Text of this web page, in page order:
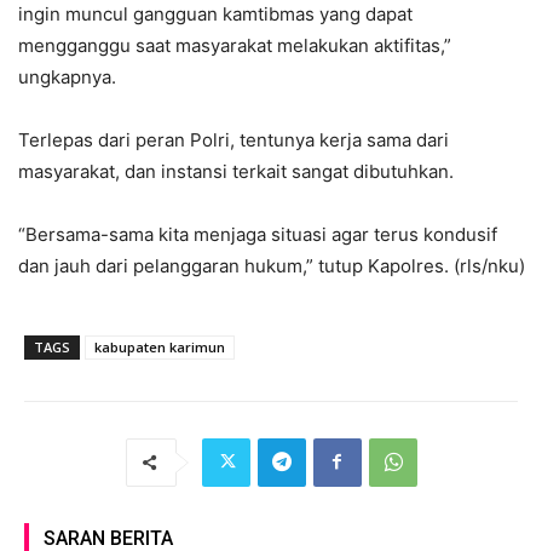
ingin muncul gangguan kamtibmas yang dapat
mengganggu saat masyarakat melakukan aktifitas,”
ungkapnya.
Terlepas dari peran Polri, tentunya kerja sama dari
masyarakat, dan instansi terkait sangat dibutuhkan.
“Bersama-sama kita menjaga situasi agar terus kondusif
dan jauh dari pelanggaran hukum,” tutup Kapolres. (rls/nku)
TAGS kabupaten karimun
SARAN BERITA